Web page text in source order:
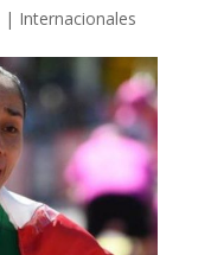
| Internacionales